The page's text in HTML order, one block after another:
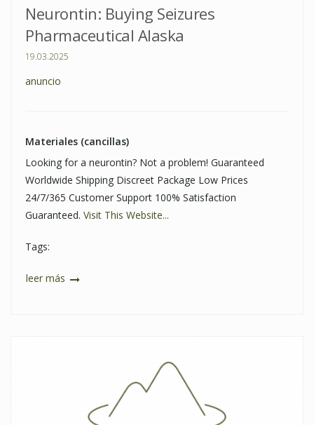
Neurontin: Buying Seizures
Pharmaceutical Alaska
19.03.2025
anuncio
Materiales (cancillas)
Looking for a neurontin? Not a problem! Guaranteed
Worldwide Shipping Discreet Package Low Prices
24/7/365 Customer Support 100% Satisfaction
Guaranteed. Visit This Website...
Tags:
leer más